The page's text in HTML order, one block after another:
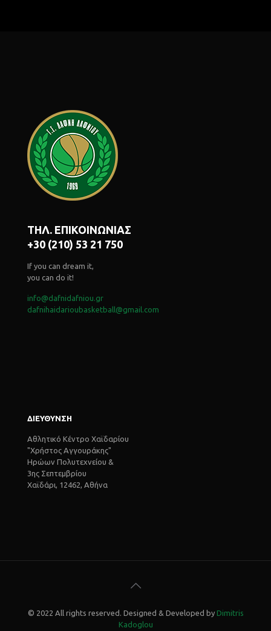
ΤΗΛ. ΕΠΙΚΟΙΝΩΝΙΑΣ
+30 (210) 53 21 750
If you can dream it,
you can do it!
info@dafnidafniou.gr
dafnihaidarioubasketball@gmail.com
ΔΙΕΥΘΥΝΣΗ
Αθλητικό Κέντρο Χαϊδαρίου
"Χρήστος Αγγουράκης"
Ηρώων Πολυτεχνείου &
3ης Σεπτεμβρίου
Χαϊδάρι, 12462, Αθήνα
© 2022 All rights reserved. Designed & Developed by Dimitris
Kadoglou